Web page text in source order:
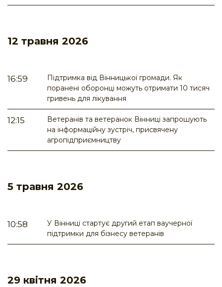
12 травня 2026
16:59
Підтримка від Вінницької громади. Як
поранені оборонці можуть отримати 10 тисяч
гривень для лікування
12:15
Ветеранів та ветеранок Вінниці запрошують
на інформаційну зустріч, присвячену
агропідприємництву
5 травня 2026
10:58
У Вінниці стартує другий етап ваучерної
підтримки для бізнесу ветеранів
29 квітня 2026